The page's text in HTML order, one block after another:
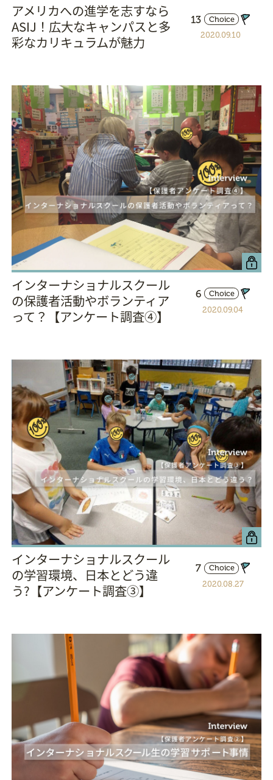
アメリカへの進学を志すなら
ASIJ！広大なキャンパスと多
彩なカリキュラムが魅力
13
Choice
2020.09.10
インターナショナルスクール
の保護者活動やボランティア
って？【アンケート調査④】
6
Choice
2020.09.04
インターナショナルスクール
の学習環境、日本とどう違
う?【アンケート調査③】
7
Choice
2020.08.27